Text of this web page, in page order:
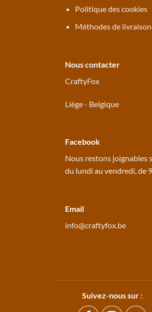
Politique des cookies
Méthodes de livraison
Nous contacter
CraftyFox
Liège - Belgique
Facebook
Nous restons joignables
du lundi au vendredi, de
Email
info@craftyfox.be
Suivez-nous sur :